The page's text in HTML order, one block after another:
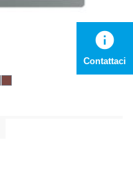
info
Contattaci